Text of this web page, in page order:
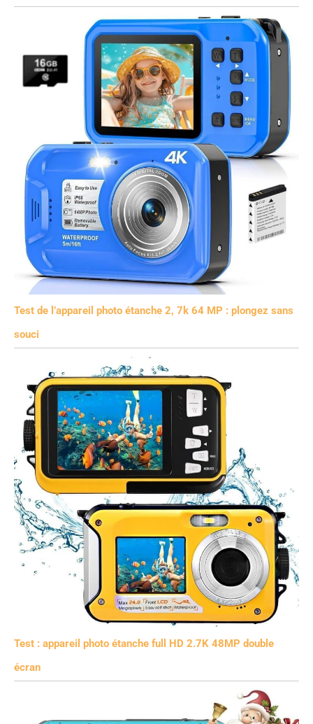
Test de l’appareil photo étanche 2, 7k 64 MP : plongez sans
souci
Test : appareil photo étanche full HD 2.7K 48MP double
écran